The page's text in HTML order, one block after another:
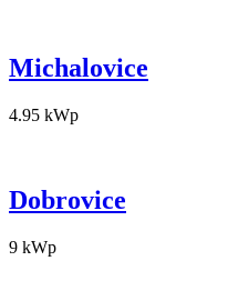
Michalovice
4.95 kWp
Dobrovice
9 kWp